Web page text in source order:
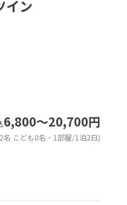
イン
6,800～20,700円
名 こども0名・1部屋/1泊2日)